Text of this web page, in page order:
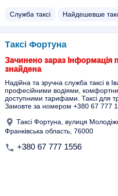
Служба таксі Найдешевше
Таксі Фортуна
Зачинено зараз Інформація
знайдена
Надійна та зручна служба таксі в
професійними водіями,
доступними тарифами. Таксі для
Замовте за номером +380 67 777
Таксі Фортуна, вулиця
Франківська область, 76000
+380 67 777 1556